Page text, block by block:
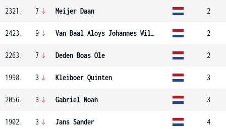
2321. 7 Meijer Daan 2
2423. 9 Van Baal Aloys Johannes Willem 2
2263. 7 Deden Boas Ole 2
1998. 3 Kleiboer Quinten 3
2056. 3 Gabriel Noah 3
1902. 3 Jans Sander 4